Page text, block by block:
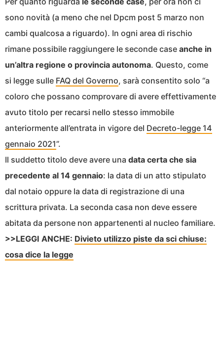
sono novità (a meno che nel Dpcm post 5 marzo non
cambi qualcosa a riguardo). In ogni area di rischio
rimane possibile raggiungere le seconde case anche in
un’altra regione o provincia autonoma. Questo, come
si legge sulle FAQ del Governo, sarà consentito solo “a
coloro che possano comprovare di avere effettivamente
avuto titolo per recarsi nello stesso immobile
anteriormente all’entrata in vigore del Decreto-legge 14
gennaio 2021”.
Il suddetto titolo deve avere una data certa che sia
precedente al 14 gennaio: la data di un atto stipulato
dal notaio oppure la data di registrazione di una
scrittura privata. La seconda casa non deve essere
abitata da persone non appartenenti al nucleo familiare.
>>LEGGI ANCHE: Divieto utilizzo piste da sci chiuse:
cosa dice la legge